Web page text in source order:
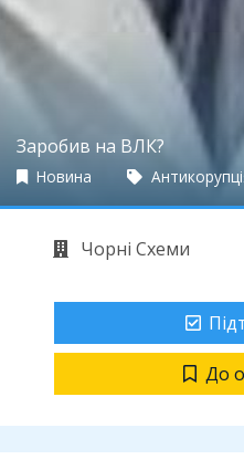
Заробив на ВЛК?
Новина
Чорні Схеми
До